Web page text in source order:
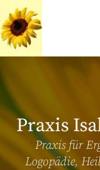
Zum
Hauptinhalt
springen
Praxis
Praxis für
Logopädie,